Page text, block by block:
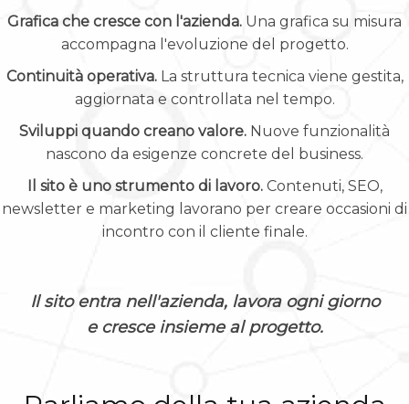
Grafica che cresce con l'azienda. Una grafica su misura
accompagna l'evoluzione del progetto.
Continuità operativa.La struttura tecnica viene gestita,
aggiornata e controllata nel tempo.
Sviluppi quando creano valore. Nuove funzionalità
nascono da esigenze concrete del business.
Il sito è uno strumento di lavoro.Contenuti, SEO,
newsletter e marketing lavorano per creare occasioni di
incontro con il cliente finale.
Il sito entra nell'azienda, lavora ogni giorno
e cresce insieme al progetto.